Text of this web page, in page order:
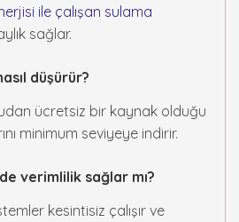
ile çalışan sulama
sağlar.
düşürür?
ücretsiz bir kaynak olduğu
minimum seviyeye indirir.
verimlilik sağlar mı?
kesintisiz çalışır ve